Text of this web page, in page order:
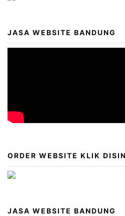
JASA WEBSITE BANDUNG
ORDER WEBSITE KLIK
JASA WEBSITE BANDUNG